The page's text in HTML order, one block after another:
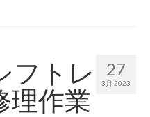
27
3月 2023
トレ
理作業